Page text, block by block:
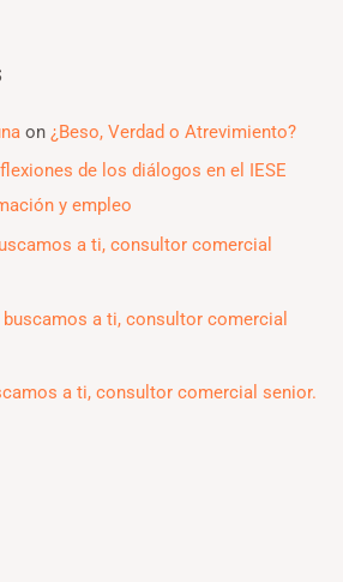
on ¿Beso, Verdad o Atrevimiento?
de los diálogos en el IESE
y empleo
a ti, consultor comercial
buscamos a ti, consultor comercial
a ti, consultor comercial senior.